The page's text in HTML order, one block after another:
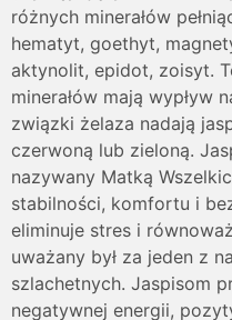
różnych minerałów
hematyt, goethyt,
aktynolit, epidot, zoisyt.
minerałów mają wypływ
związki żelaza nadają
czerwoną lub zieloną.
nazywany Matką
stabilności, komfortu i
eliminuje stres i
uważany był za jeden z
szlachetnych. Jaspisom
negatywnej energii,